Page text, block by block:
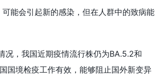
能会引起新的感染，但在人群中的致病能
况，我国近期疫情流行株仍为BA.5.2和
国境检疫工作有效，能够阻止国外新变异